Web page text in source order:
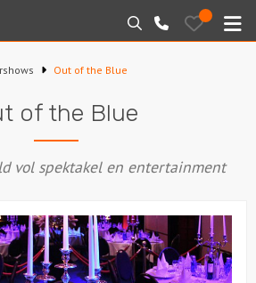
Zoeken
023-
2210130
Bewaarde
uitjes
Varen
Sport en spel
Workshops
Out of the Blue
of the Blue
vol spektakel en entertainment